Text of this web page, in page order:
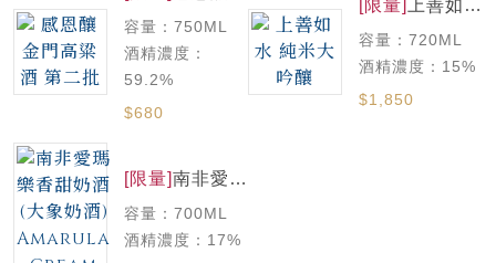
二批
容量：750ML
酒精濃度：
59.2%
$680
[限量]
上善如水
容量：720ML
酒精濃度：15%
$1,850
[限量]南非愛瑪
象奶酒)
Amarula
容量：700ML
酒精濃度：17%